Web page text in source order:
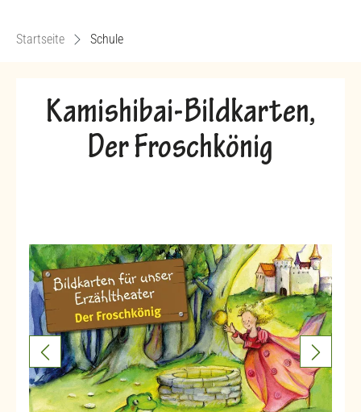
Startseite Schule
Kamishibai-Bildkarten,
Der Froschkönig